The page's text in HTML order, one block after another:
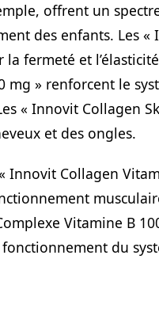
offrent un
des enfants. Les «
fermeté et
mg » renforcent le
« Innovit Collagen
et des ongles.
Innovit Collagen
Vitamine B
du